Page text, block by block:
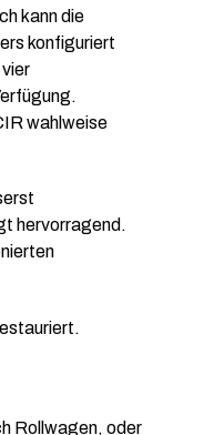
kann die
konfiguriert
wahlweise
hervorragend.
Rollwagen, oder